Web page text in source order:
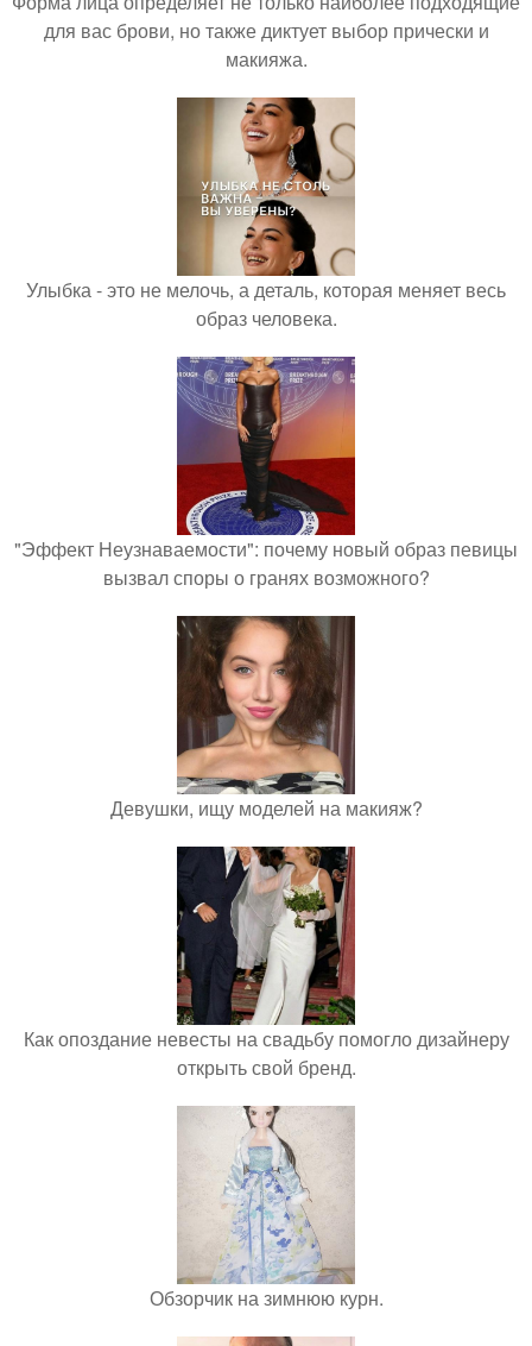
для вас брови, но также диктует выбор прически и
макияжа.
Улыбка - это не мелочь, а деталь, которая меняет весь
образ человека.
"Эффект Неузнаваемости": почему новый образ певицы
вызвал споры о гранях возможного?
Девушки, ищу моделей на макияж?
Как опоздание невесты на свадьбу помогло дизайнеру
открыть свой бренд.
Обзорчик на зимнюю курн.